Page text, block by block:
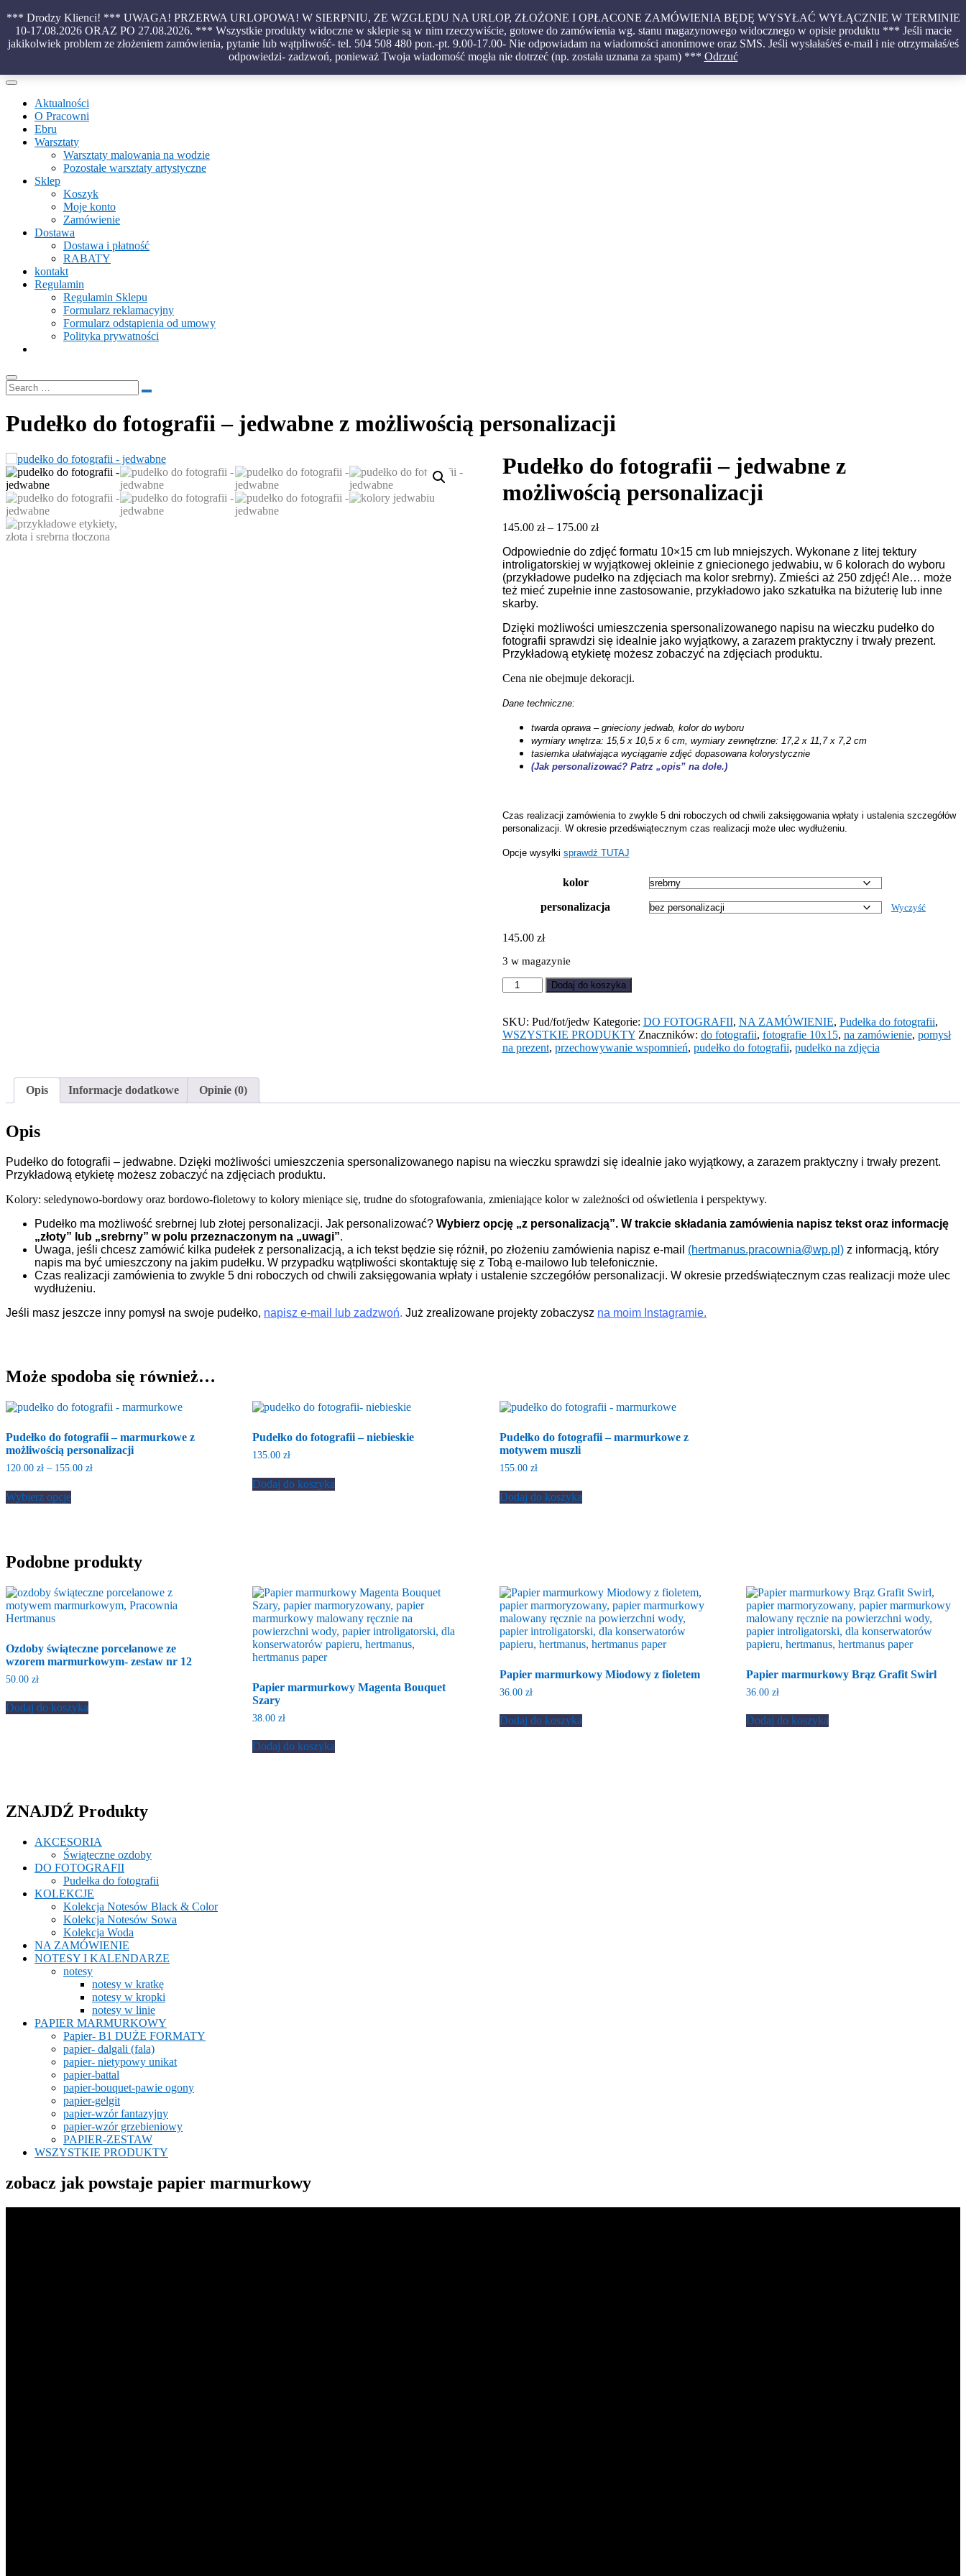
*** Drodzy Klienci! *** UWAGA! PRZERWA URLOPOWA! W SIERPNIU, ZE WZGLĘDU NA URLOP, ZŁOŻONE I OPŁACONE ZAMÓWIENIA BĘDĘ WYSYŁAĆ WYŁĄCZNIE W TERMINIE
10-17.08.2026 ORAZ PO 27.08.2026. *** Wszystkie produkty widoczne w sklepie są w nim rzeczywiście, gotowe do zamówienia wg. stanu magazynowego widocznego w opisie produktu *** Jeśli macie
jakikolwiek problem ze złożeniem zamówienia, pytanie lub wątpliwość- tel. 504 508 480 pon.-pt. 9.00-17.00- Nie odpowiadam na wiadomości anonimowe oraz SMS. Jeśli wysłałaś/eś e-mail i nie otrzymałaś/eś
odpowiedzi- zadzwoń, ponieważ Twoja wiadomość mogła nie dotrzeć (np. została uznana za spam) *** Odrzuć
Skip
content
Piękno malowane na wodzie – papiery marmurkowe – materiały introligatorskie – oprawy – etui – pudełka
Aktualności
O Pracowni
Ebru
Warsztaty
Warsztaty malowania na wodzie
Pozostałe warsztaty artystyczne
Sklep
Koszyk
Moje konto
Zamówienie
Dostawa
Dostawa i płatność
RABATY
kontakt
Regulamin
Regulamin Sklepu
Formularz reklamacyjny
Formularz odstąpienia od umowy
Polityka prywatności
Pudełko do fotografii – jedwabne z możliwością personalizacji
Pudełko do fotografii – jedwabne z
możliwością personalizacji
145.00 zł – 175.00 złZakres
od
145.00 zł
do
175.00 zł
Odpowiednie do zdjęć formatu 10×15 cm lub mniejszych. Wykonane z litej tektury
introligatorskiej w wyjątkowej okleinie z gniecionego jedwabiu, w 6 kolorach do wyboru
(przykładowe pudełko na zdjęciach ma kolor srebrny). Zmieści aż 250 zdjęć! Ale… może
też mieć zupełnie inne zastosowanie, przykładowo jako szkatułka na biżuterię lub inne
skarby.
Dzięki możliwości umieszczenia spersonalizowanego napisu na wieczku pudełko do
fotografii sprawdzi się idealnie jako wyjątkowy, a zarazem praktyczny i trwały prezent.
Przykładową etykietę możesz zobaczyć na zdjęciach produktu.
Cena nie obejmuje dekoracji.
Dane techniczne:
twarda oprawa – gnieciony jedwab, kolor do wyboru
wymiary wnętrza: 15,5 x 10,5 x 6 cm, wymiary zewnętrzne: 17,2 x 11,7 x 7,2 cm
tasiemka ułatwiająca wyciąganie zdjęć dopasowana kolorystycznie
(Jak personalizować? Patrz „opis” na dole.)
Czas realizacji zamówienia to zwykle 5 dni roboczych od chwili zaksięgowania wpłaty i ustalenia szczegółów
personalizacji. W okresie przedświątecznym czas realizacji może ulec wydłużeniu.
Opcje wysyłki sprawdź TUTAJ
kolor
personalizacja
Wyczyść
145.00 zł
3 w magazynie
ilość
Pudełko
fotografii
-
jedwabne
Dodaj do koszyka
SKU: Pud/fot/jedw Kategorie: DO FOTOGRAFII, NA ZAMÓWIENIE, Pudełka do fotografii,
WSZYSTKIE PRODUKTY Znaczników: do fotografii, fotografie 10x15, na zamówienie, pomysł
na prezent, przechowywanie wspomnień, pudełko do fotografii, pudełko na zdjęcia
Opis Informacje dodatkowe Opinie (0)
Opis
Pudełko do fotografii – jedwabne. Dzięki możliwości umieszczenia spersonalizowanego napisu na wieczku sprawdzi się idealnie jako wyjątkowy, a zarazem praktyczny i trwały prezent.
Przykładową etykietę możesz zobaczyć na zdjęciach produktu.
Kolory: seledynowo-bordowy oraz bordowo-fioletowy to kolory mieniące się, trudne do sfotografowania, zmieniające kolor w zależności od oświetlenia i perspektywy.
Pudełko ma możliwość srebrnej lub złotej personalizacji. Jak personalizować? Wybierz opcję „z personalizacją”. W trakcie składania zamówienia napisz tekst oraz informację
„złoty” lub „srebrny” w polu przeznaczonym na „uwagi”.
Uwaga, jeśli chcesz zamówić kilka pudełek z personalizacją, a ich tekst będzie się różnił, po złożeniu zamówienia napisz e-mail (hertmanus.pracownia@wp.pl) z informacją, który
napis ma być umieszczony na jakim pudełku. W przypadku wątpliwości skontaktuję się z Tobą e-mailowo lub telefonicznie.
Czas realizacji zamówienia to zwykle 5 dni roboczych od chwili zaksięgowania wpłaty i ustalenie szczegółów personalizacji. W okresie przedświątecznym czas realizacji może ulec
wydłużeniu.
Jeśli masz jeszcze inny pomysł na swoje pudełko, napisz e-mail lub zadzwoń. Już zrealizowane projekty zobaczysz na moim Instagramie.
Może spodoba się również…
Pudełko do fotografii – marmurkowe z
możliwością personalizacji
120.00 zł – 155.00 złZakres
Wybierz opcjeprodukt
można
wybrać
na
stronie
produktu
Pudełko do fotografii – niebieskie
135.00zł
Dodaj do koszyka
Pudełko do fotografii – marmurkowe z
motywem muszli
155.00 zł
Dodaj do koszyka
Podobne produkty
Ozdoby świąteczne porcelanowe ze
wzorem marmurkowym- zestaw nr 12
50.00 zł
Dodaj do koszyka
Papier marmurkowy Magenta Bouquet
Szary
38.00zł
Dodaj do koszyka
Papier marmurkowy Miodowy z fioletem
36.00 zł
Dodaj do koszyka
Papier marmurkowy Brąz Grafit Swirl
36.00 zł
Dodaj do koszyka
ZNAJDŹ Produkty
AKCESORIA
Świąteczne ozdoby
DO FOTOGRAFII
Pudełka do fotografii
KOLEKCJE
Kolekcja Notesów Black & Color
Kolekcja Notesów Sowa
Kolekcja Woda
NA ZAMÓWIENIE
NOTESY I KALENDARZE
notesy
notesy w kratkę
notesy w kropki
notesy w linie
PAPIER MARMURKOWY
Papier- B1 DUŻE FORMATY
papier- dalgali (fala)
papier- nietypowy unikat
papier-battal
papier-bouquet-pawie ogony
papier-gelgit
papier-wzór fantazyjny
papier-wzór grzebieniowy
PAPIER-ZESTAW
WSZYSTKIE PRODUKTY
zobacz jak powstaje papier marmurkowy